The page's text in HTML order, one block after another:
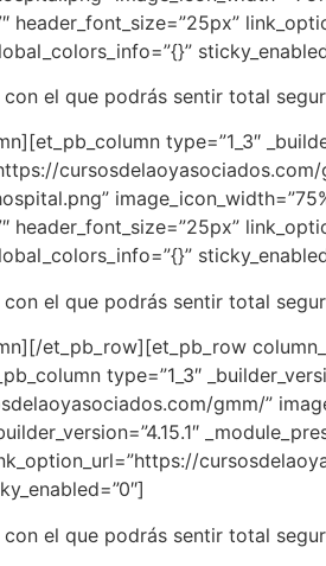
header_font_size=”25px”
el que podrás sentir total
type=”1_3″
header_font_size=”25px”
el que podrás sentir total
et_pb_row][et_pb_row
type=”1_3″
gmm/”
el que podrás sentir total